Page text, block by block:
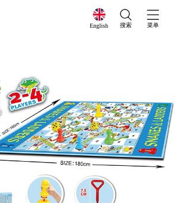
English 搜索 菜单